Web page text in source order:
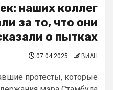
наших коллег
за то, что они
о пытках
07.04.2025 ВИАН
протесты, которые